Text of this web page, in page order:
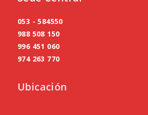
053 - 584550
988 508 150
996 451 060
974 263 770
Ubicación